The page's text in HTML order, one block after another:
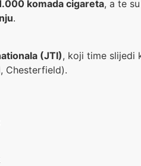
komada cigareta, a te
.
(JTI), koji time slijedi
Chesterfield).